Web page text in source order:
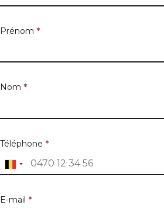
Prénom *
Nom *
Téléphone *
E-mail *